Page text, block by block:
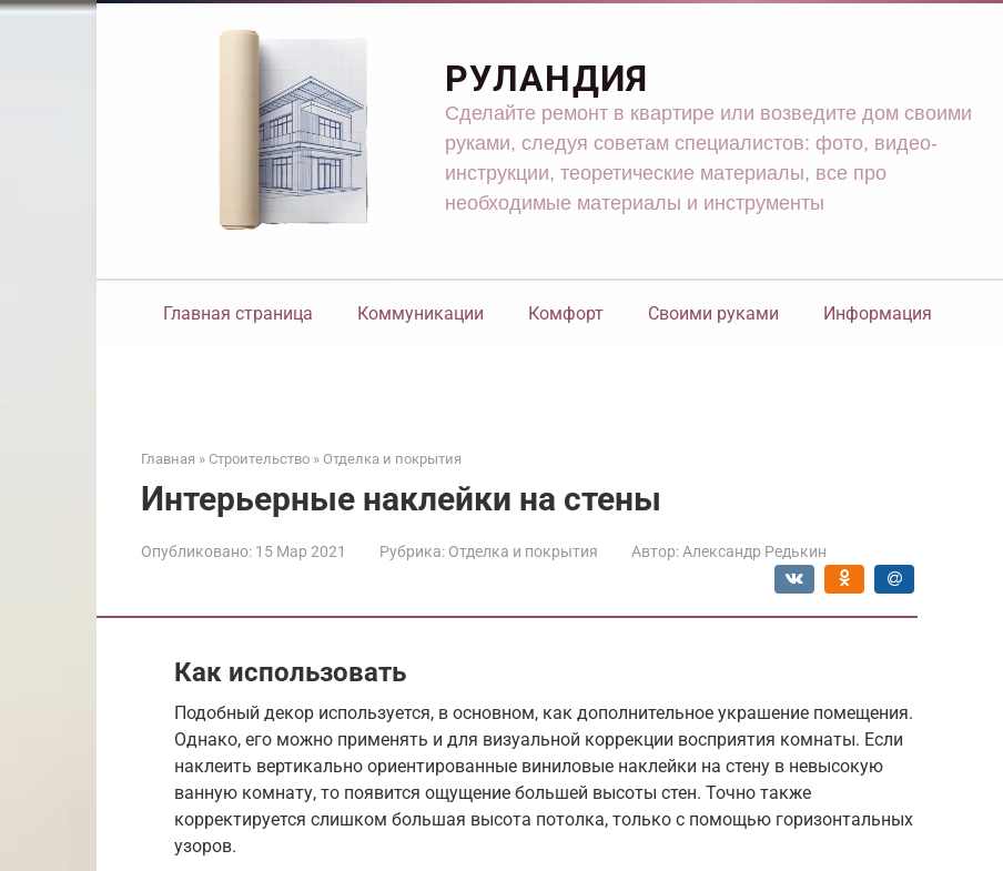
Перейти
РУЛАНДИЯ
Сделайте ремонт в квартире или возведите дом своими
руками, следуя советам специалистов: фото, видео-
инструкции, теоретические материалы, все про
необходимые материалы и инструменты
Главная страница Коммуникации Комфорт Своими руками Информация
Главная » Строительство » Отделка и покрытия
Интерьерные наклейки на стены
Опубликовано: 15 Мар 2021 Рубрика: Отделка и покрытия Автор: Александр Редькин
Как использовать
Подобный декор используется, в основном, как дополнительное украшение помещения.
Однако, его можно применять и для визуальной коррекции восприятия комнаты. Если
наклеить вертикально ориентированные виниловые наклейки на стену в невысокую
ванную комнату, то появится ощущение большей высоты стен. Точно также
корректируется слишком большая высота потолка, только с помощью горизонтальных
узоров.